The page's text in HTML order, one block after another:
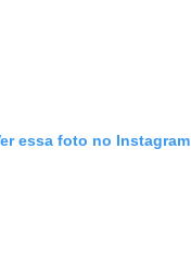
essa foto no Instagram